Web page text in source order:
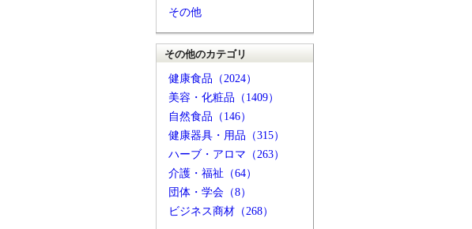
その他
その他のカテゴリ
健康食品（2024）
美容・化粧品（1409）
自然食品（146）
健康器具・用品（315）
ハーブ・アロマ（263）
介護・福祉（64）
団体・学会（8）
ビジネス商材（268）